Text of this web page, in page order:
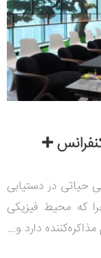
➕
حیاتی در دستیابی
که محیط فیزیکی
دارد و...